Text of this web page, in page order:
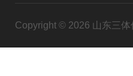
Copyright © 2026 山东三